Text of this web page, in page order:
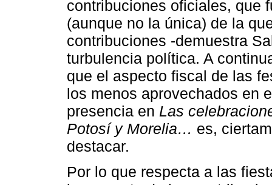
contribuciones oficiales, que
(aunque no la única) de la
contribuciones -demuestra
turbulencia política. A
que el aspecto fiscal de las
los menos aprovechados en
presencia en Las
Potosí y Morelia… es,
destacar.
Por lo que respecta a las